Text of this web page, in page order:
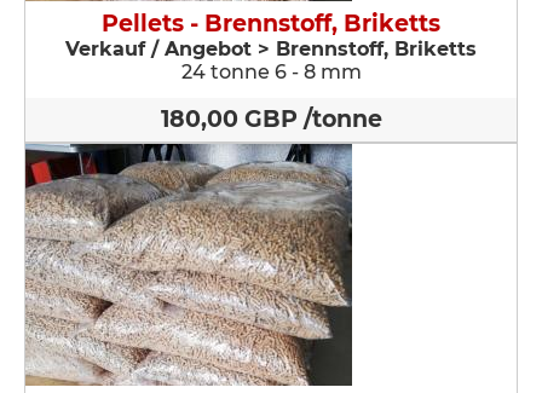
Pellets - Brennstoff, Briketts
Verkauf / Angebot > Brennstoff, Briketts
24 tonne 6 - 8 mm
180,00 GBP /tonne